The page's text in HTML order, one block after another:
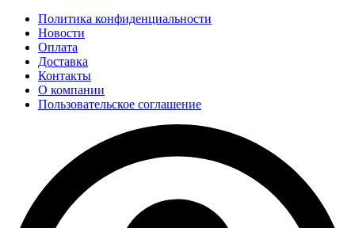
Политика конфиденциальности
Новости
Оплата
Доставка
Контакты
О компании
Пользовательское соглашение